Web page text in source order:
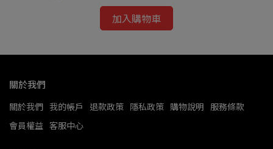
加入購物車
關於我們
關於我們 我的帳戶 退款政策 隱私政策 購物說明 服務條款
會員權益 客服中心